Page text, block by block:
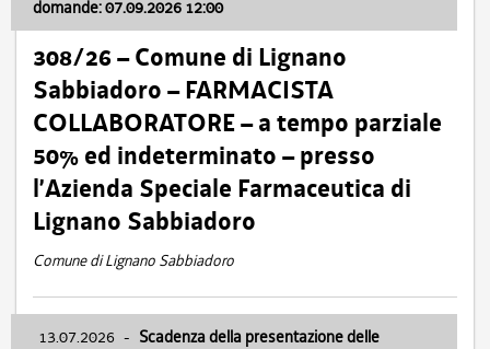
domande: 07.09.2026 12:00
308/26 – Comune di Lignano
Sabbiadoro – FARMACISTA
COLLABORATORE – a tempo parziale
50% ed indeterminato – presso
l’Azienda Speciale Farmaceutica di
Lignano Sabbiadoro
Comune di Lignano Sabbiadoro
13.07.2026 - Scadenza della presentazione delle